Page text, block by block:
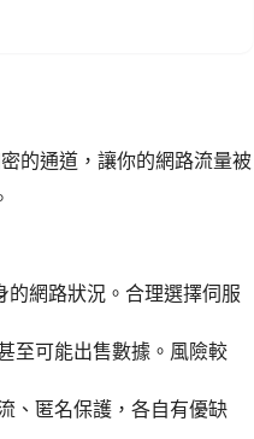
的通道，讓你的網路流量被
的網路狀況。合理選擇伺服
至可能出售數據。風險較
、匿名保護，各自有優缺